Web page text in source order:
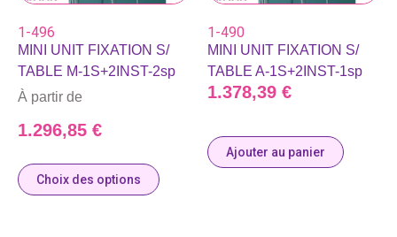
1-496
MINI UNIT FIXATION S/
TABLE M-1S+2INST-2sp
À partir de
1.296,85 €
Choix des options
1-490
MINI UNIT FIXATION S/
TABLE A-1S+2INST-1sp
1.378,39 €
Ajouter au panier